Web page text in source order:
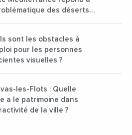
des déserts
sont les obstacles à
pour les personnes
visuelles ?
les-Flots : Quelle
a le patrimoine dans
de la ville ?